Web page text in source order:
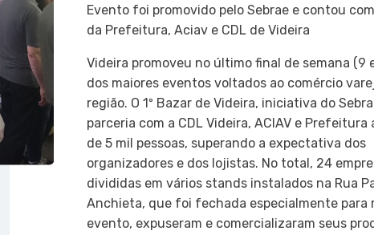
Evento foi promovido pelo Sebrae e contou
da Prefeitura, Aciav e CDL de Videira
Videira promoveu no último final de semana (9
dos maiores eventos voltados ao comércio
região. O 1º Bazar de Videira, iniciativa do
parceria com a CDL Videira, ACIAV e Prefeitura
de 5 mil pessoas, superando a expectativa dos
organizadores e dos lojistas. No total, 24
divididas em vários stands instalados na Rua
Anchieta, que foi fechada especialmente para
evento, expuseram e comercializaram seus